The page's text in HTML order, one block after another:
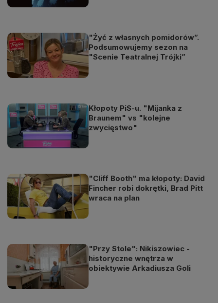
"Żyć z własnych pomidorów”.
Podsumowujemy sezon na
"Scenie Teatralnej Trójki”
Kłopoty PiS-u. "Mijanka z
Braunem" vs "kolejne
zwycięstwo"
"Cliff Booth" ma kłopoty: David
Fincher robi dokrętki, Brad Pitt
wraca na plan
"Przy Stole": Nikiszowiec -
historyczne wnętrza w
obiektywie Arkadiusza Goli
Odtwarzacz
jest